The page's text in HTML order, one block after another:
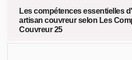
Les compétences essentielles
artisan couvreur selon Les
Couvreur 25